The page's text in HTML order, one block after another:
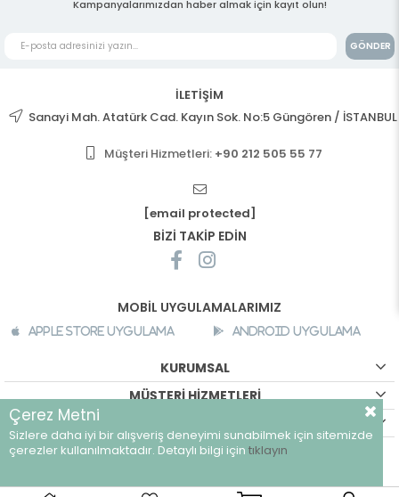
Kampanyalarımızdan haber almak için kayıt olun!
GÖNDER
İLETİŞİM
Sanayi Mah. Atatürk Cad. Kayın Sok. No:5 Güngören / İSTANBUL
Müşteri Hizmetleri: +90 212 505 55 77
[email protected]
BİZİ TAKİP EDİN
MOBİL UYGULAMALARIMIZ
Apple Store Uygulama Android Uygulama
KURUMSAL
MÜŞTERİ HİZMETLERİ
©breeze.com.tr - Tüm hakları saklıdır.
Çerez Metni
Sizlere daha iyi bir alışveriş deneyimi sunabilmek için sitemizde
çerezler kullanılmaktadır. Detaylı bilgi için tıklayın